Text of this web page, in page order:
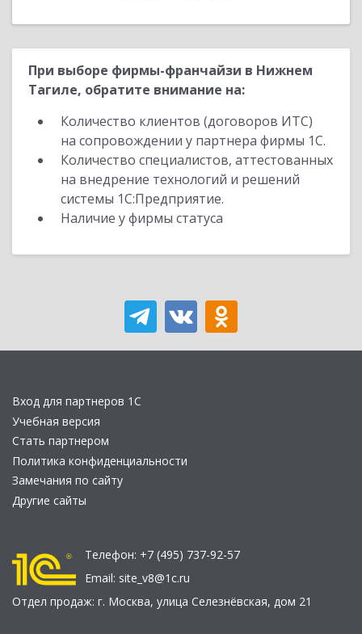
При выборе фирмы-франчайзи в Нижнем
Тагиле, обратите внимание на:
Количество клиентов (договоров ИТС)
на сопровождении у партнера фирмы 1С.
Количество специалистов, аттестованных
на внедрение технологий и решений
системы 1С:Предприятие.
Наличие у фирмы статуса
Вход для партнеров 1С
Учебная версия
Стать партнером
Политика конфиденциальности
Замечания по сайту
Другие сайты
Телефон: +7 (495) 737-92-57
Email: site_v8@1c.ru
Отдел продаж: г. Москва, улица Селезнёвская, дом 21